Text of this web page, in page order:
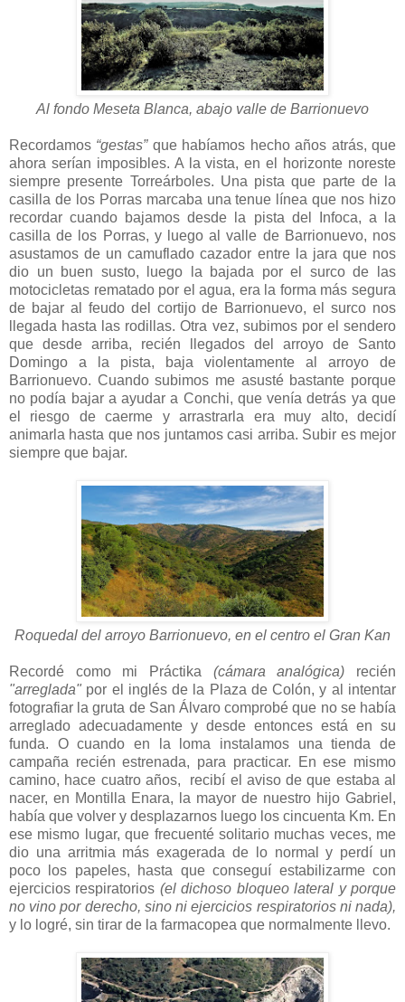
Al fondo Meseta Blanca, abajo valle de Barrionuevo
Recordamos “gestas”que habíamos hecho años atrás, que
ahora serían imposibles. A la vista, en el horizonte noreste
siempre presente Torreárboles. Una pista que parte de la
casilla de los Porras marcaba una tenue línea que nos hizo
recordar cuando bajamos desde la pista del Infoca, a la
casilla de los Porras, y luego al valle de Barrionuevo, nos
asustamos de un camuflado cazador entre la jara que nos
dio un buen susto, luego la bajada por el surco de las
motocicletas rematado por el agua, era la forma más segura
de bajar al feudo del cortijo de Barrionuevo, el surco nos
llegada hasta las rodillas. Otra vez, subimos por el sendero
que desde arriba, recién llegados del arroyo de Santo
Domingo a la pista, baja violentamente al arroyo de
Barrionuevo. Cuando subimos me asusté bastante porque
no podía bajar a ayudar a Conchi, que venía detrás ya que
el riesgo de caerme y arrastrarla era muy alto, decidí
animarla hasta que nos juntamos casi arriba. Subir es mejor
siempre que bajar.
Roquedal del arroyo Barrionuevo, en el centro el Gran Kan
Recordé como mi Práctika (cámara analógica) recién
"arreglada" por el inglés de la Plaza de Colón, y al intentar
fotografiar la gruta de San Álvaro comprobé que no se había
arreglado adecuadamente y desde entonces está en su
funda. O cuando en la loma instalamos una tienda de
campaña recién estrenada, para practicar. En ese mismo
camino, hace cuatro años, recibí el aviso de que estaba al
nacer, en Montilla Enara, la mayor de nuestro hijo Gabriel,
había que volver y desplazarnos luego los cincuenta Km. En
ese mismo lugar, que frecuenté solitario muchas veces, me
dio una arritmia más exagerada de lo normal y perdí un
poco los papeles, hasta que conseguí estabilizarme con
ejercicios respiratorios (el dichoso bloqueo lateral y porque
no vino por derecho, sino ni ejercicios respiratorios ni nada),
y lo logré, sin tirar de la farmacopea que normalmente llevo.